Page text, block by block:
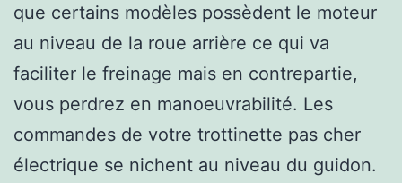
que certains modèles possèdent le moteur
au niveau de la roue arrière ce qui va
faciliter le freinage mais en contrepartie,
vous perdrez en manoeuvrabilité. Les
commandes de votre trottinette pas cher
électrique se nichent au niveau du guidon.